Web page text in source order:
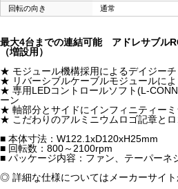
回転の向き
通常
最大4台までの連結可能 アドレサブル
（増設用）
★ モジュール機構採用によるデイジー
★ リバーシブルケーブルモジュールに
★ 専用LEDコントロールソフト(L-
ーン
★ 軸部分とサイドにインフィニティー
★ こだわりのアルミニウムロゴ記章と
■ 本体寸法：W122.1xD120xH25mm
■ 回転数：800～2100rpm
■ パッケージ内容：ファン、テーパーネ
◎ 詳細な仕様についてはメーカーサイト